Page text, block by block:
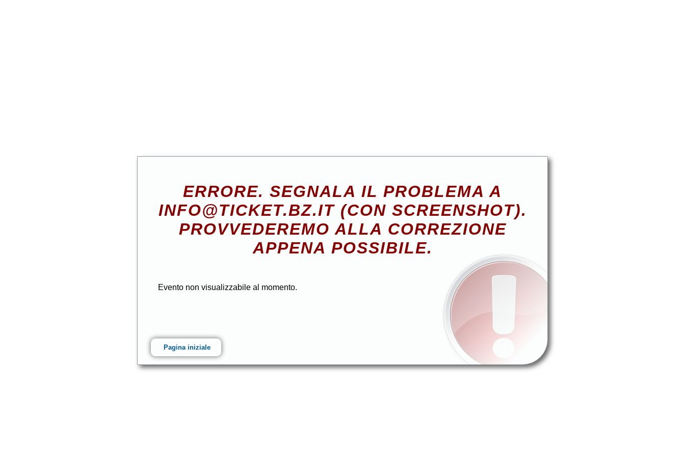
ERRORE. SEGNALA IL PROBLEMA A
INFO@TICKET.BZ.IT (CON SCREENSHOT).
PROVVEDEREMO ALLA CORREZIONE
APPENA POSSIBILE.
Evento non visualizzabile al momento.